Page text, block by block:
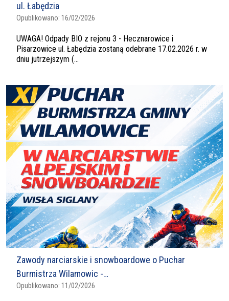
ul. Łabędzia
Opublikowano: 16/02/2026
UWAGA! Odpady BIO z rejonu 3 - Hecznarowice i
Pisarzowice ul. Łabędzia zostaną odebrane 17.02.2026 r. w
dniu jutrzejszym (...
Zawody narciarskie i snowboardowe o Puchar
Burmistrza Wilamowic -…
Opublikowano: 11/02/2026